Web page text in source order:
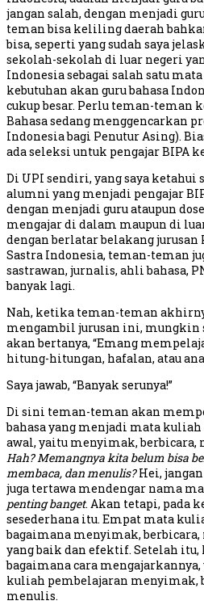
jangan salah, dengan menjadi
teman bisa keliling daerah
bisa, seperti yang sudah saya
sekolah-sekolah di luar negeri
Indonesia sebagai salah satu
kebutuhan akan guru bahasa
cukup besar. Perlu teman-teman
Bahasa sedang menggencarkan
Indonesia bagi Penutur Asing).
ada seleksi untuk pengajar BIPA
Di UPI sendiri, yang saya ketahui
alumni yang menjadi pengajar
dengan menjadi guru ataupun
mengajar di dalam maupun di
dengan berlatar belakang jurusan
Sastra Indonesia, teman-teman
sastrawan, jurnalis, ahli bahasa,
banyak lagi.
Nah, ketika teman-teman
mengambil jurusan ini, mungkin
akan bertanya, “Emang
hitung-hitungan, hafalan, atau
Saya jawab, “Banyak serunya!”
Di sini teman-teman akan
bahasa yang menjadi mata kuliah
awal, yaitu menyimak, berbicara,
Hah? Memangnya kita belum bisa
membaca, dan menulis?Hei,
juga tertawa mendengar nama
penting banget. Akan tetapi, pada
sesederhana itu. Empat mata
bagaimana menyimak,
yang baik dan efektif. Setelah itu,
bagaimana cara
kuliah pembelajaran menyimak,
menulis.